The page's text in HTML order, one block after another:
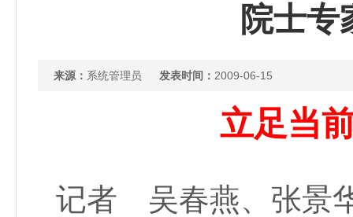
院士专
来源： 系统管理员 发表时间： 2009-06-15
立足当
记者 吴春燕、张景